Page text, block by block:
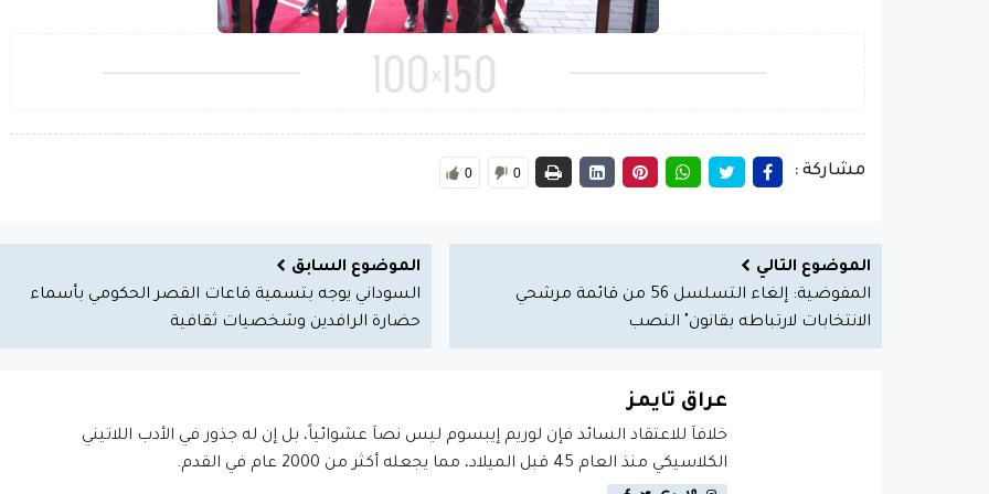
مشاركة : 0 0
الموضوع التالي
المفوضية: إلغاء التسلسل 56 من قائمة مرشحي
الانتخابات لارتباطه بقانون" النصب
الموضوع السابق
السوداني يوجه بتسمية قاعات القصر الحكومي بأسماء
حضارة الرافدين وشخصيات ثقافية
عراق تايمز
خلافاَ للاعتقاد السائد فإن لوريم إيبسوم ليس نصاَ عشوائياً، بل إن له جذور في الأدب اللاتيني
الكلاسيكي منذ العام 45 قبل الميلاد، مما يجعله أكثر من 2000 عام في القدم.